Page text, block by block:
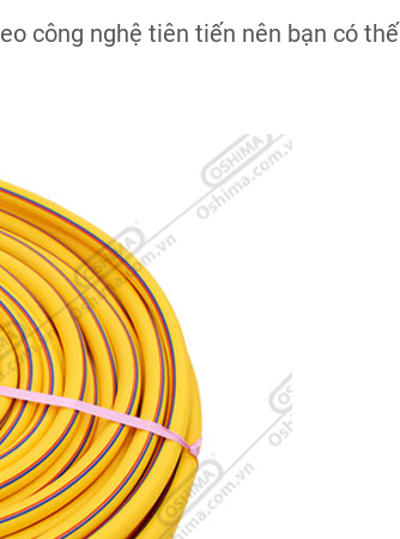
công nghệ tiên tiến nên bạn có thế